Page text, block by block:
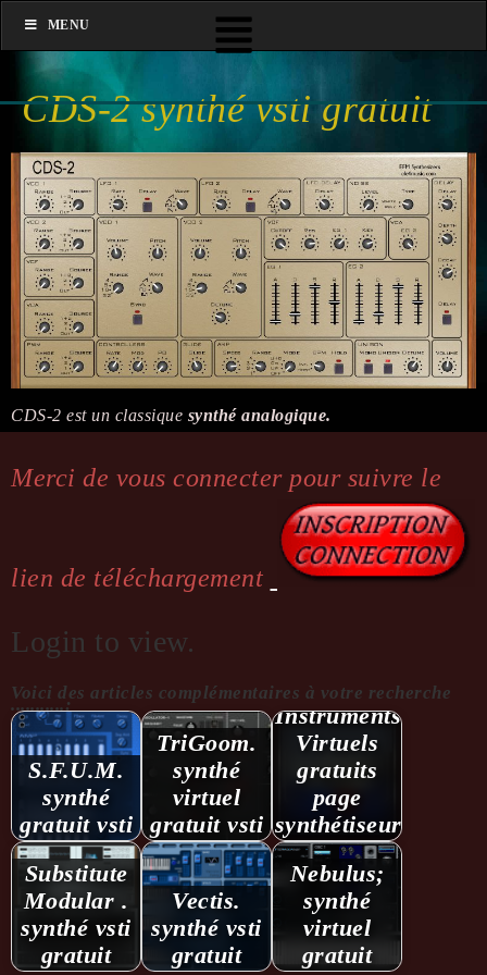
CDS-2 synthé vsti gratuit
CDS-2 est un classique synthé analogique.
Merci de vous connecter pour suivre le
lien de téléchargement
Login to view.
Voici des articles complémentaires à votre recherche
...........:
S.F.U.M.
synthé
gratuit vsti
TriGoom.
synthé
virtuel
gratuit vsti
VSTI
Instruments
Virtuels
gratuits
page
synthétiseur…
Substitute
Modular .
synthé vsti
gratuit
Vectis.
synthé vsti
gratuit
Nebulus;
synthé
virtuel
gratuit
MENU